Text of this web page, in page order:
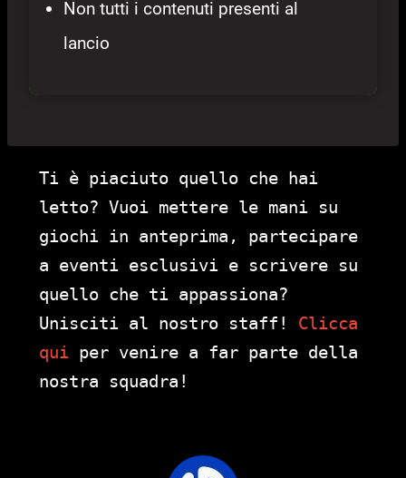
Non tutti i contenuti presenti al
lancio
Ti è piaciuto quello che hai
letto? Vuoi mettere le mani su
giochi in anteprima, partecipare
a eventi esclusivi e scrivere su
quello che ti appassiona?
Unisciti al nostro staff! Clicca
qui per venire a far parte della
nostra squadra!